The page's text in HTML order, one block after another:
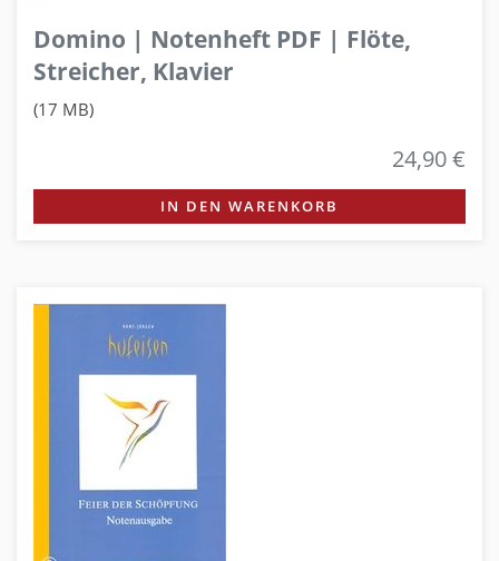
Domino | Notenheft PDF | Flöte,
Streicher, Klavier
(17 MB)
24,90 €
IN DEN WARENKORB